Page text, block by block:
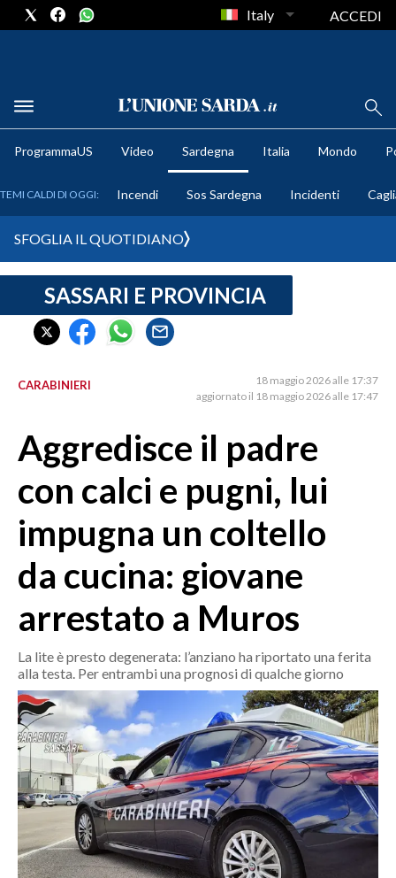
METEO
CRONACA SARDEGNA
CAGLIARI
SULCIS IGLESIENTE
SASSARI E PROVINCIA
GALLURA
OGLIASTRA
AGENDA
ITALIA
MONDO
POLITICA
ECONOMIA
SERVIZI ALLE IMPRESE
BANDI
Italy ACCEDI
ProgrammaUS Video Sardegna Italia Mondo
TEMI CALDI DI OGGI: Incendi Sos Sardegna Incidenti
SFOGLIA IL QUOTIDIANO
SASSARI E PROVINCIA
CARABINIERI
18 maggio 2026 alle 17:37
aggiornato il 18 maggio 2026 alle 17:47
Aggredisce il padre
con calci e pugni, lui
impugna un coltello
da cucina: giovane
arrestato a Muros
La lite è presto degenerata: l’anziano ha riportato una ferita
alla testa. Per entrambi una prognosi di qualche giorno